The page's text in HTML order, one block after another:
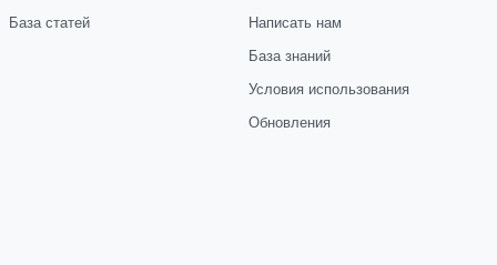
База статей
Написать нам
База знаний
Условия использования
Обновления